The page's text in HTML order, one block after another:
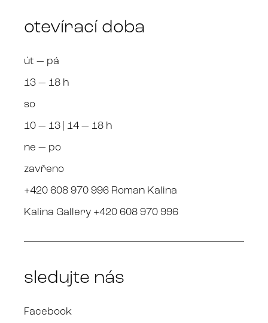
otevírací doba
út — pá
13 — 18 h
so
10 — 13 | 14 — 18 h
ne — po
zavřeno
+420 608 970 996 Roman Kalina
Kalina Gallery +420 608 970 996
sledujte nás
Facebook